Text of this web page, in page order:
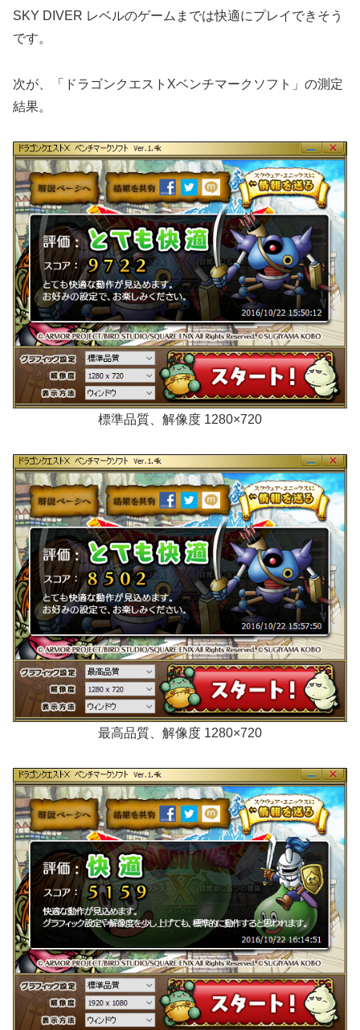
SKY DIVER レベルのゲームまでは快適にプレイできそう
です。
次が、「ドラゴンクエストXベンチマークソフト」の測定
結果。
標準品質、解像度 1280×720
最高品質、解像度 1280×720